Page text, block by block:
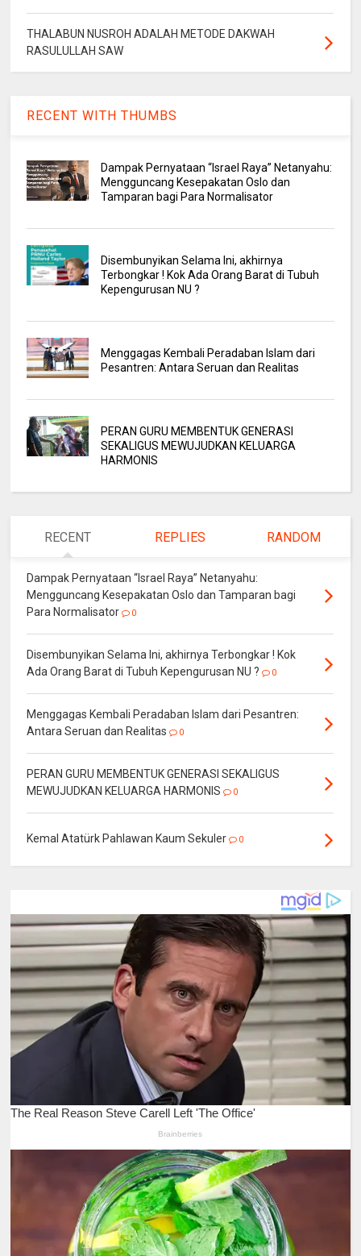
THALABUN NUSROH ADALAH METODE DAKWAH
RASULULLAH SAW
RECENT WITH THUMBS
Dampak Pernyataan “Israel Raya” Netanyahu:
Mengguncang Kesepakatan Oslo dan
Tamparan bagi Para Normalisator
Disembunyikan Selama Ini, akhirnya
Terbongkar ! Kok Ada Orang Barat di Tubuh
Kepengurusan NU ?
Menggagas Kembali Peradaban Islam dari
Pesantren: Antara Seruan dan Realitas
PERAN GURU MEMBENTUK GENERASI
SEKALIGUS MEWUJUDKAN KELUARGA
HARMONIS
RECENT REPLIES RANDOM
Dampak Pernyataan “Israel Raya” Netanyahu:
Mengguncang Kesepakatan Oslo dan Tamparan bagi
Para Normalisator
0
Disembunyikan Selama Ini, akhirnya Terbongkar ! Kok
Ada Orang Barat di Tubuh Kepengurusan NU ?
0
Menggagas Kembali Peradaban Islam dari Pesantren:
Antara Seruan dan Realitas
0
PERAN GURU MEMBENTUK GENERASI SEKALIGUS
MEWUJUDKAN KELUARGA HARMONIS
0
Kemal Atatürk Pahlawan Kaum Sekuler 0